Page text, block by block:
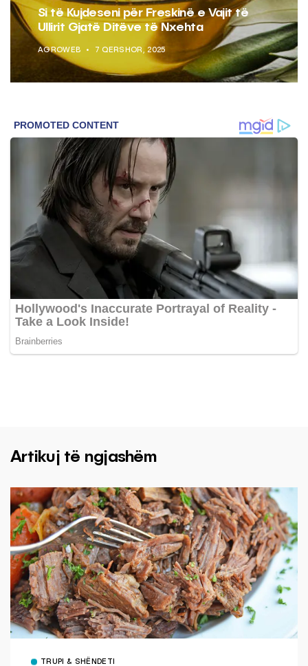
Si të Kujdeseni për Freskinë e Vajit të
Ullirit Gjatë Ditëve të Nxehta
AGROWEB 7 QERSHOR, 2025
Artikuj të ngjashëm
TRUPI & SHËNDETI